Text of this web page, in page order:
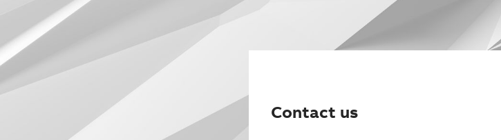
Contact us